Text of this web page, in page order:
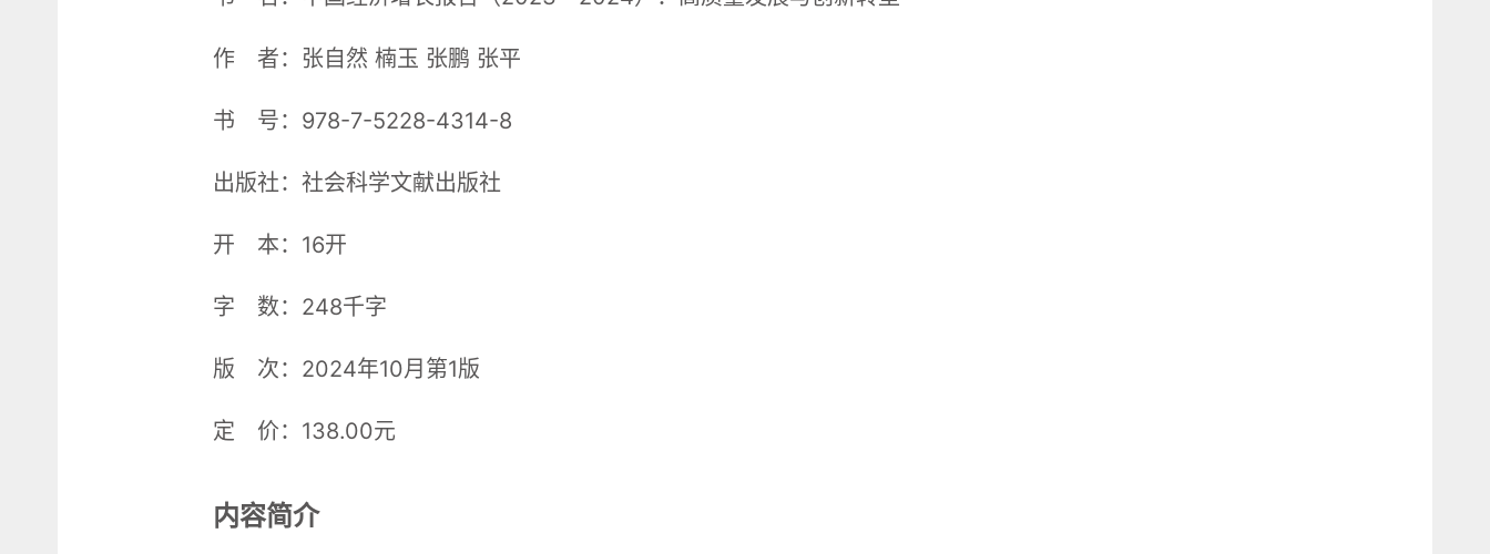
作 者：张自然 楠玉 张鹏 张平
书 号：978-7-5228-4314-8
出版社：社会科学文献出版社
开 本：16开
字 数：248千字
版 次：2024年10月第1版
定 价：138.00元
内容简介